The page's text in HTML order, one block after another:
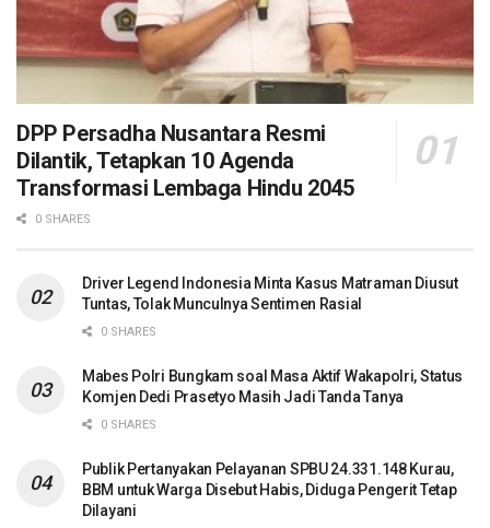
DPP Persadha Nusantara Resmi
Dilantik, Tetapkan 10 Agenda
Transformasi Lembaga Hindu 2045
0 SHARES
Driver Legend Indonesia Minta Kasus Matraman Diusut
Tuntas, Tolak Munculnya Sentimen Rasial
0 SHARES
Mabes Polri Bungkam soal Masa Aktif Wakapolri, Status
Komjen Dedi Prasetyo Masih Jadi Tanda Tanya
0 SHARES
Publik Pertanyakan Pelayanan SPBU 24.331.148 Kurau,
BBM untuk Warga Disebut Habis, Diduga Pengerit Tetap
Dilayani